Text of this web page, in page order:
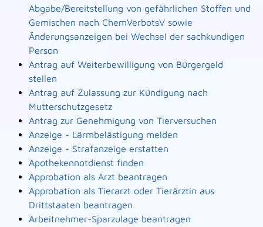
Abgabe/Bereitstellung von gefährlichen Stoffen und
Gemischen nach ChemVerbotsV sowie
Änderungsanzeigen bei Wechsel der sachkundigen
Person
Antrag auf Weiterbewilligung von Bürgergeld
stellen
Antrag auf Zulassung zur Kündigung nach
Mutterschutzgesetz
Antrag zur Genehmigung von Tierversuchen
Anzeige - Lärmbelästigung melden
Anzeige - Strafanzeige erstatten
Apothekennotdienst finden
Approbation als Arzt beantragen
Approbation als Tierarzt oder Tierärztin aus
Drittstaaten beantragen
Arbeitnehmer-Sparzulage beantragen